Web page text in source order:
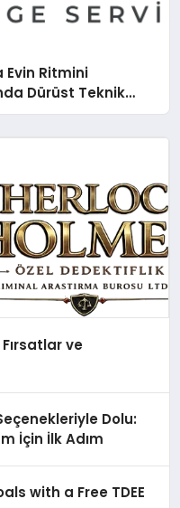
Evin Ritmini
Dürüst Teknik
ve
Dolu:
İçin İlk Adım
with a Free TDEE